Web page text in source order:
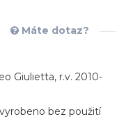
Máte dotaz?
Giulietta, r.v. 2010-
bez použití